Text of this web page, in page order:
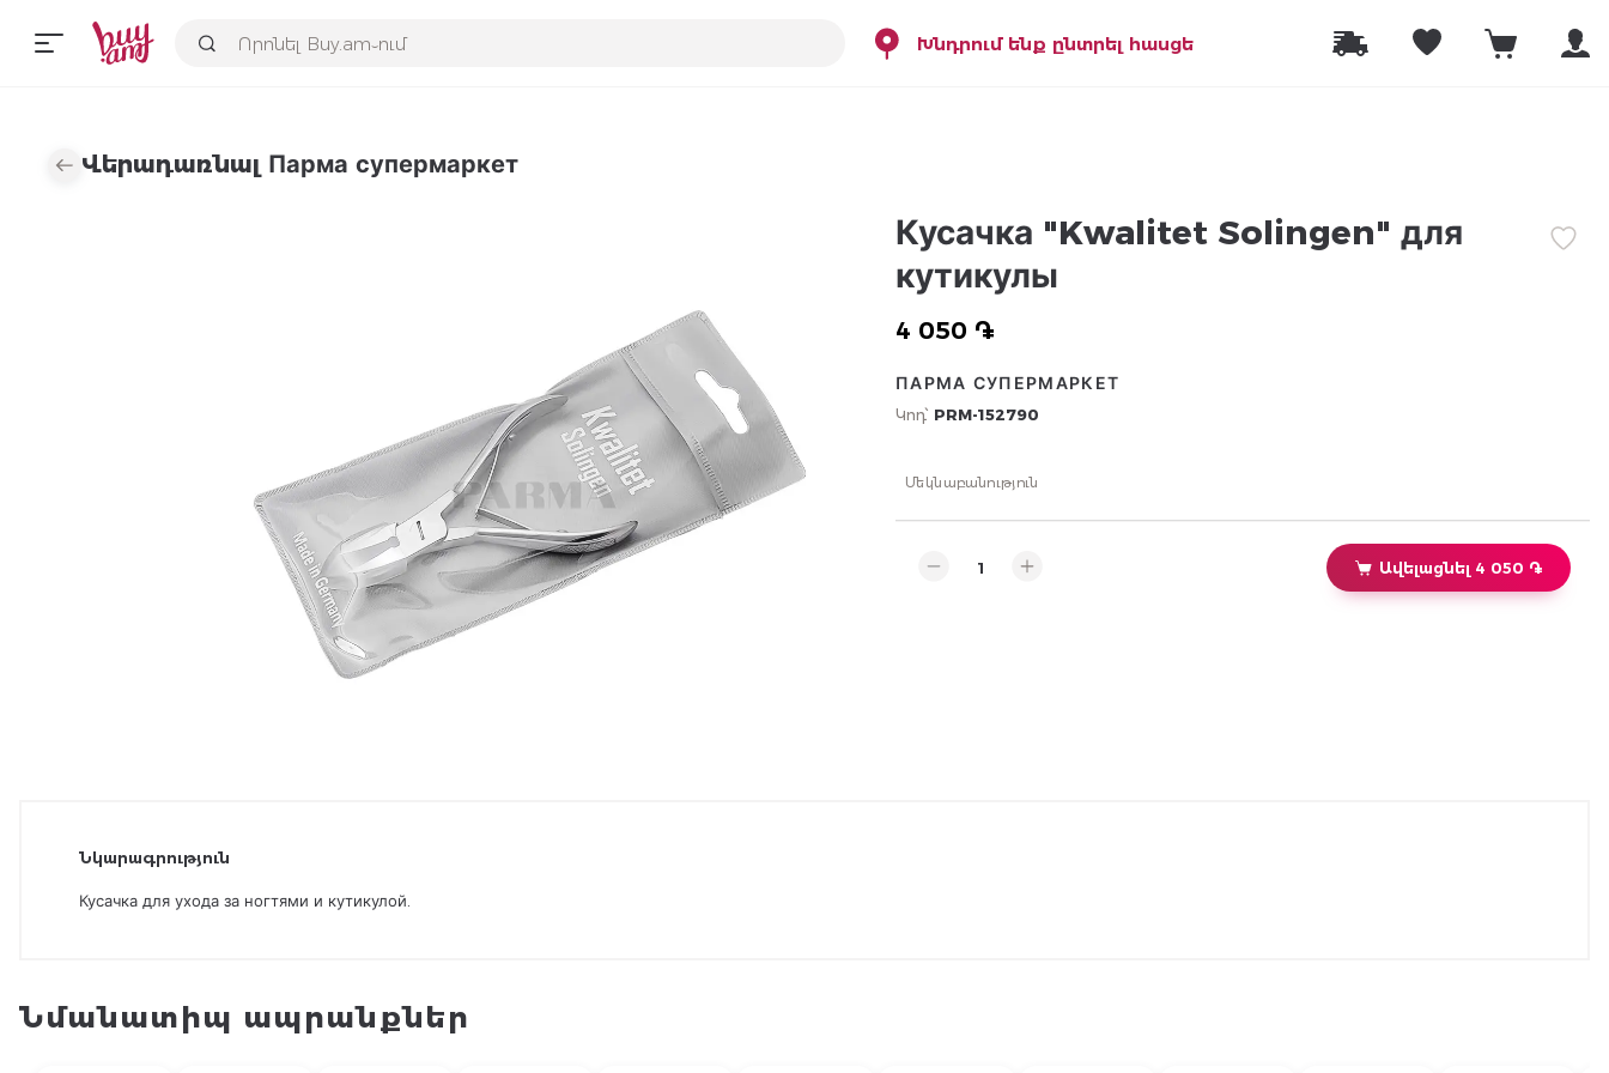
Խնդրում ենք ընտրել հասցե
Վերադառնալ Парма супермаркет
Кусачка "Kwalitet Solingen" для
кутикулы
4 050 ֏
ПАРМА СУПЕРМАРКЕТ
Կոդ՝ PRM-152790
Մեկնաբանություն
Ավելացնել 4 050 ֏
Նկարագրություն
Кусачка для ухода за ногтями и кутикулой.
Նմանատիպ ապրանքներ